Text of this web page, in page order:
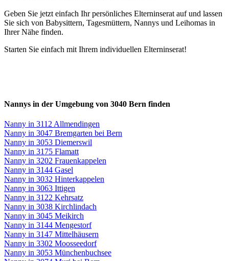
Geben Sie jetzt einfach Ihr persönliches Elterninserat auf und lassen
Sie sich von Babysittern, Tagesmüttern, Nannys und Leihomas in
Ihrer Nähe finden.
Starten Sie einfach mit Ihrem individuellen Elterninserat!
Nannys in der Umgebung von 3040 Bern finden
Nanny in 3112 Allmendingen
Nanny in 3047 Bremgarten bei Bern
Nanny in 3053 Diemerswil
Nanny in 3175 Flamatt
Nanny in 3202 Frauenkappelen
Nanny in 3144 Gasel
Nanny in 3032 Hinterkappelen
Nanny in 3063 Ittigen
Nanny in 3122 Kehrsatz
Nanny in 3038 Kirchlindach
Nanny in 3045 Meikirch
Nanny in 3144 Mengestorf
Nanny in 3147 Mittelhäusern
Nanny in 3302 Moosseedorf
Nanny in 3053 Münchenbuchsee